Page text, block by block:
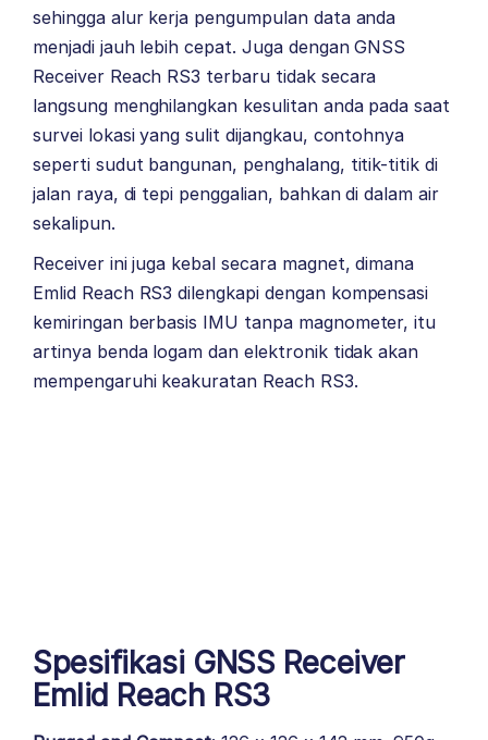
sehingga alur kerja pengumpulan data anda
menjadi jauh lebih cepat. Juga dengan GNSS
Receiver Reach RS3 terbaru tidak secara
langsung menghilangkan kesulitan anda pada saat
survei lokasi yang sulit dijangkau, contohnya
seperti sudut bangunan, penghalang, titik-titik di
jalan raya, di tepi penggalian, bahkan di dalam air
sekalipun.
Receiver ini juga kebal secara magnet, dimana
Emlid Reach RS3 dilengkapi dengan kompensasi
kemiringan berbasis IMU tanpa magnometer, itu
artinya benda logam dan elektronik tidak akan
mempengaruhi keakuratan Reach RS3.
Spesifikasi GNSS Receiver
Emlid Reach RS3